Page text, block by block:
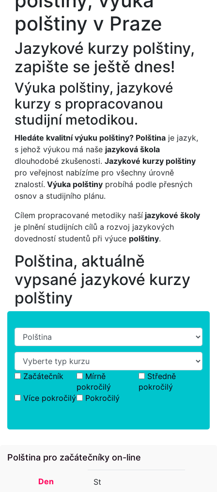
polštiny v Praze
Jazykové kurzy polštiny,
zapište se ještě dnes!
Výuka polštiny, jazykové
kurzy s propracovanou
studijní metodikou.
Hledáte kvalitní výuku polštiny? Polština je jazyk,
s jehož výukou má naše jazyková škola
dlouhodobé zkušenosti. Jazykové kurzy polštiny
pro veřejnost nabízíme pro všechny úrovně
znalostí. Výuka polštiny probíhá podle přesných
osnov a studijního plánu.
Cílem propracované metodiky naší jazykové školy
je plnění studijních cílů a rozvoj jazykových
dovedností studentů při výuce polštiny.
Polština, aktuálně
vypsané jazykové kurzy
polštiny
Začátečník
Mírně
pokročilý
Středně
pokročilý
Více pokročilý
Pokročilý
Polština pro začátečníky on-line
Den St